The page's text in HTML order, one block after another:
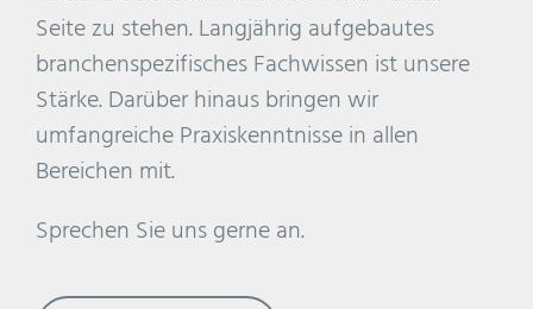
Seite zu stehen. Langjährig aufgebautes
branchenspezifisches Fachwissen ist unsere
Stärke. Darüber hinaus bringen wir
umfangreiche Praxiskenntnisse in allen
Bereichen mit.
Sprechen Sie uns gerne an.